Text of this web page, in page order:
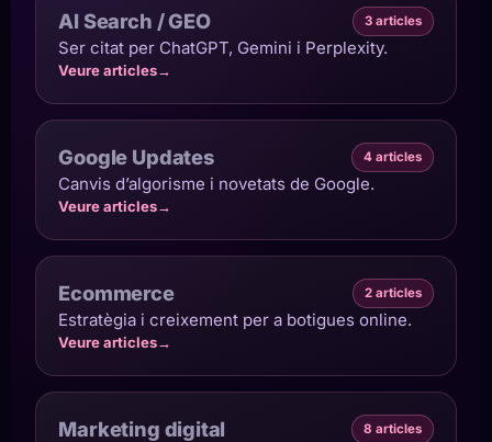
AI Search / GEO 3 articles
Ser citat per ChatGPT, Gemini i Perplexity.
Veure articles→
Google Updates 4 articles
Canvis d’algorisme i novetats de Google.
Veure articles→
Ecommerce 2 articles
Estratègia i creixement per a botigues online.
Veure articles→
Marketing digital 8 articles